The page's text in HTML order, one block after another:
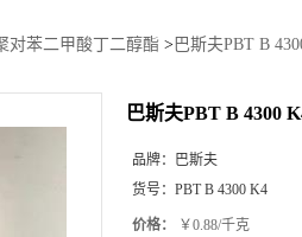
对苯二甲酸丁二醇酯 > 巴斯夫PBT B
巴斯夫PBT B 4300
品牌：
巴斯夫
货号： PBT B 4300 K4
价格： ￥0.88/千克